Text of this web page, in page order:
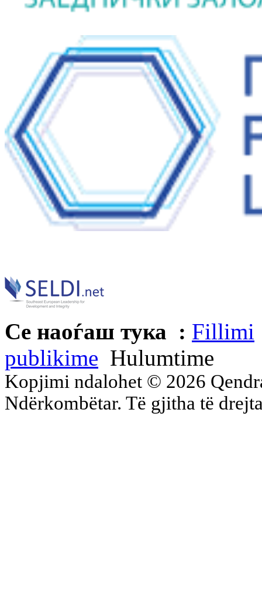
Се наоѓаш тука : Fillimi
publikime Hulumtime
Kopjimi ndalohet © 2026
Ndërkombëtar. Të gjitha të